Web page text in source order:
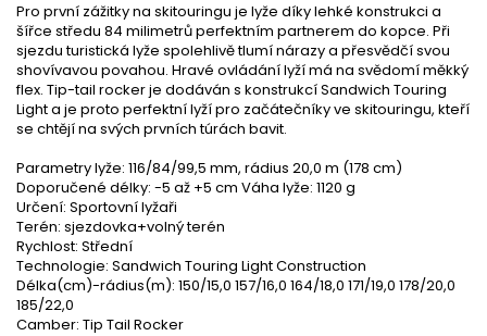
Pro první zážitky na skitouringu je lyže díky lehké konstrukci a
šířce středu 84 milimetrů perfektním partnerem do kopce. Při
sjezdu turistická lyže spolehlivě tlumí nárazy a přesvědčí svou
shovívavou povahou. Hravé ovládání lyží má na svědomí měkký
flex. Tip-tail rocker je dodáván s konstrukcí Sandwich Touring
Light a je proto perfektní lyží pro začátečníky ve skitouringu, kteří
se chtějí na svých prvních túrách bavit.
Parametry lyže: 116/84/99,5 mm, rádius 20,0 m (178 cm)
Doporučené délky: -5 až +5 cm Váha lyže: 1120 g
Určení: Sportovní lyžaři
Terén: sjezdovka+volný terén
Rychlost: Střední
Technologie: Sandwich Touring Light Construction
Délka(cm)-rádius(m): 150/15,0 157/16,0 164/18,0 171/19,0 178/20,0
185/22,0
Camber: Tip Tail Rocker